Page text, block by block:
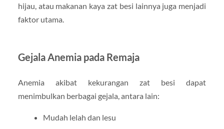
hijau, atau makanan kaya zat besi lainnya juga menjadi
faktor utama.
Gejala Anemia pada Remaja
Anemia akibat kekurangan zat besi dapat
menimbulkan berbagai gejala, antara lain:
Mudah lelah dan lesu